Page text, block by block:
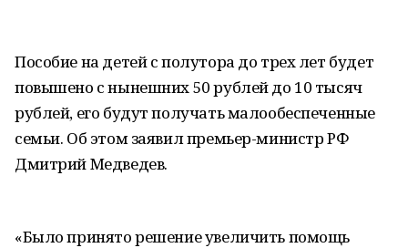
Пособие на детей с полутора до трех лет будет
повышено с нынешних 50 рублей до 10 тысяч
рублей, его будут получать малообеспеченные
семьи. Об этом заявил премьер-министр РФ
Дмитрий Медведев.
«Было принято решение увеличить помощь